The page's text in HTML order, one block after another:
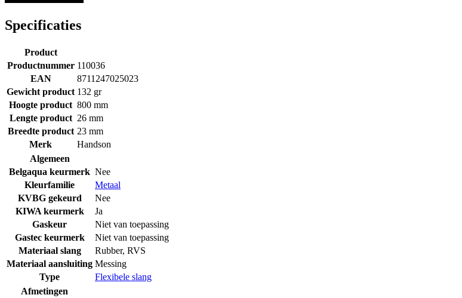
Specificaties
Product
Productnummer 110036
EAN
8711247025023
Gewicht product 132 gr
Hoogte product 800 mm
Lengte product 26 mm
Breedte product 23 mm
Merk
Handson
Algemeen
Belgaqua keurmerk Nee
Kleurfamilie
Metaal
KVBG gekeurd
Nee
KIWA keurmerk
Ja
Gaskeur
Niet van toepassing
Gastec keurmerk
Niet van toepassing
Materiaal slang
Rubber, RVS
Materiaal aansluiting Messing
Type
Flexibele slang
Afmetingen